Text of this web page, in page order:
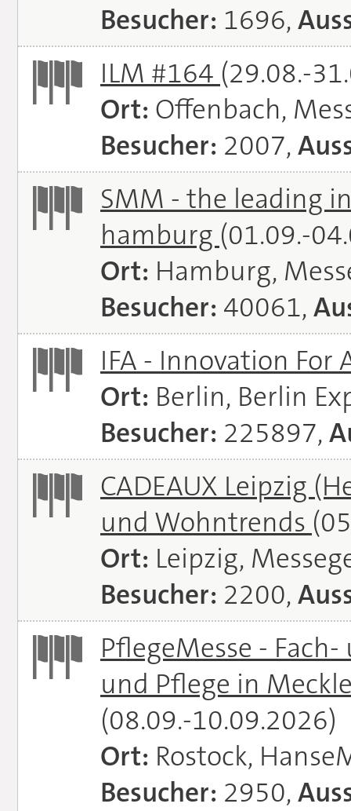
Besucher: 1696,
ILM #164 (29.08.-
Ort: Offenbach,
Besucher: 2007,
SMM - the leading
hamburg (01.09.-
Ort: Hamburg,
Besucher: 40061,
IFA - Innovation For
Ort: Berlin, Berlin
Besucher: 225897,
CADEAUX Leipzig
und Wohntrends
Ort: Leipzig,
Besucher: 2200,
PflegeMesse -
und Pflege in
(08.09.-10.09.2026)
Ort: Rostock,
Besucher: 2950,